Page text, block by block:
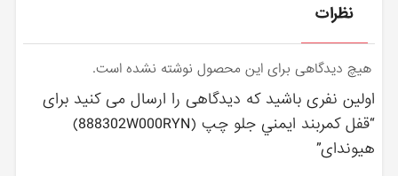
نظرات
هیچ دیدگاهی برای این محصول نوشته نشده است.
اولین نفری باشید که دیدگاهی را ارسال می کنید برای
“قفل كمربند ايمني جلو چپ (888302W000RYN)
هیوندای”